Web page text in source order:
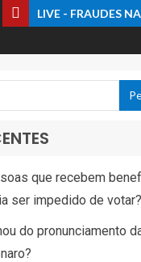
LIVE - FRAUDES
que recebem
ser impedido de votar?
do pronunciamento